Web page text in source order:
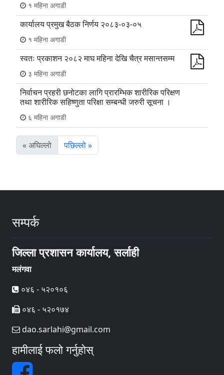
१ महिना अगाडी
कार्यालय प्रमुख बैठक निर्णय २०८३-०३-०५
१ महिना अगाडी
स्वतः प्रकाशन २०८२ माघ महिना देखि चैत्र मसान्तसम्म
३ महिना अगाडी
निर्वाचन प्रहरी छनोटका लागि प्रारम्भिक शारीरिक परिक्षण
तथा शारीरिक सहिष्णुता परिक्षा सम्बन्धी जरुरी सूचना ।
६ महिना अगाडी
« अघिल्लो पछिल्लो »
सम्पर्क
जिल्ला प्रशासन कार्यालय, सर्लाही
मलंगवा
०४६ - ५२०१०६
०४६ - ५२०१७४
dao.sarlahi@gmail.com
हामीलाई फलो गर्नुहोस्